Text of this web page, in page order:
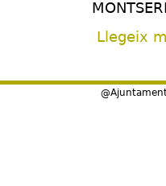
Llegeix